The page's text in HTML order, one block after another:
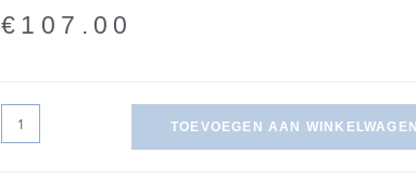
€ 107.00
TOEVOEGEN AAN WINKELWAGEN